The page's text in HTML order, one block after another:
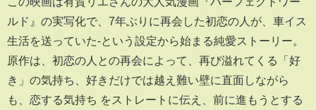
ルド』の実写化で、7年ぶりに再会した初恋の人が、車イス
生活を送っていた-という設定から始まる純愛ストーリー。
原作は、初恋の人との再会によって、再び溢れてくる「好
き」の気持ち、好きだけでは越え難い壁に直面しながら
も、恋する気持ち をストレートに伝え、前に進もうとする